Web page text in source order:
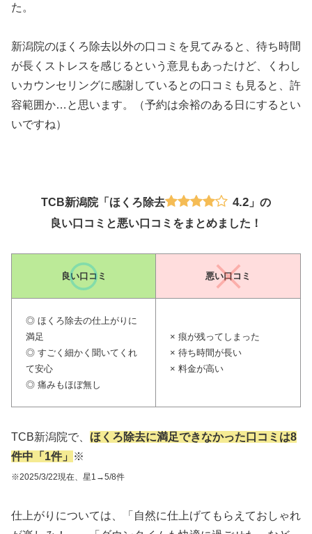
た。
新潟院のほくろ除去以外の口コミを見てみると、待ち時間
が長くストレスを感じるという意見もあったけど、くわし
いカウンセリングに感謝しているとの口コミも見ると、許
容範囲か…と思います。（予約は余裕のある日にするとい
いですね）
TCB新潟院「ほくろ除去 4.2」の
良い口コミと悪い口コミをまとめました！
良い口コミ 悪い口コミ
◎ ほくろ除去の仕上がりに
満足
◎ すごく細かく聞いてくれ
て安心
◎ 痛みもほぼ無し
× 痕が残ってしまった
× 待ち時間が長い
× 料金が高い
TCB新潟院で、 ほくろ除去に満足できなかった口コミは8
件中「1件」
※
※2025/3/22現在、星1→5/8件
仕上がりについては、「自然に仕上げてもらえておしゃれ